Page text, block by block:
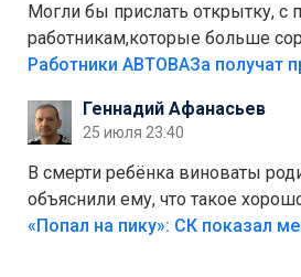
Могли бы прислать открытку, с
работникам,которые больше
на предприятии.
Работники АВТОВАЗа получат
Геннадий Афанасьев
25 июля 23:40
В смерти ребёнка виноваты
объяснили ему, что такое
Лезть через такой забор,верх